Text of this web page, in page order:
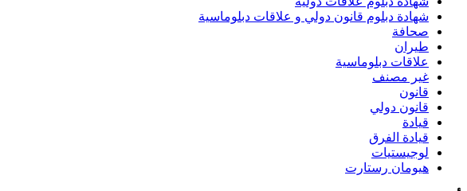
شهادة دبلوم قانون دولي و علاقات دبلوماسية
صحافة
طيران
علاقات دبلوماسية
غير مصنف
قانون
قانون دولي
قيادة
قيادة الفرق
لوجيستيات
هيومان رستارت